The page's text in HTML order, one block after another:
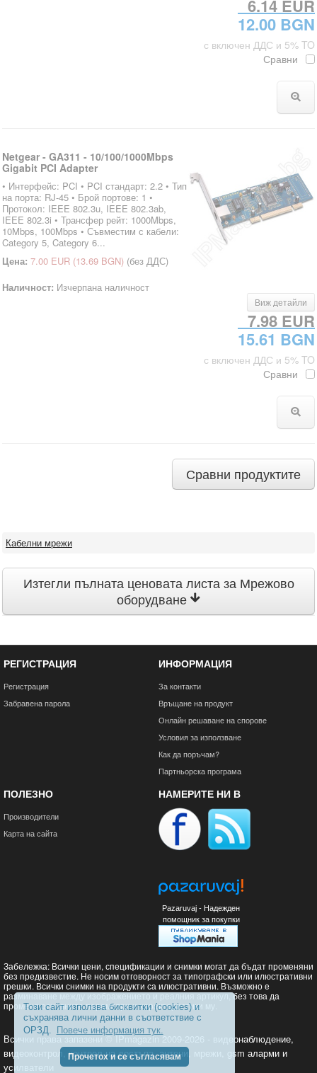
Този сайт използва бисквитки (cookies) и
съхранява лични данни в съответствие с
ОРЗД.
Повече информация тук.
Прочетох и се съгласявам
6.14 EUR
12.00 BGN
с включен ДДС и 5% TO
Сравни
Netgear - GA311 - 10/100/1000Mbps
Gigabit PCI Adapter
• Интерфейс: PCI • PCI стандарт: 2.2 • Тип
на порта: RJ-45 • Брой портове: 1 •
Протокол: IEEE 802.3u, IEEE 802.3ab,
IEEE 802.3i • Трансфер рейт: 1000Mbps,
10Mbps, 100Mbps • Съвместим с кабели:
Category 5, Category 6...
Цена: 7.00 EUR (13.69 BGN) (без ДДС)
Наличност: Изчерпана наличност
Виж детайли
7.98 EUR
15.61 BGN
с включен ДДС и 5% TO
Сравни
Сравни продуктите
Кабелни мрежи
Изтегли пълната ценовата листа за Мрежово
оборудване
РЕГИСТРАЦИЯ
Регистрация
Забравена парола
ИНФОРМАЦИЯ
За контакти
Връщане на продукт
Онлайн решаване на спорове
Условия за използване
Как да поръчам?
Партньорска програма
ПОЛЕЗНО
Производители
Карта на сайта
НАМЕРИТЕ НИ В
Pazaruvaj - Надежден
помощник за покупки
Забележка: Всички цени, спецификации и снимки могат да бъдат променяни
без предизвестие. Не носим отговорност за типографски или илюстративни
грешки. Всички снимки на продукти са илюстративни. Възможно е
разминаване между изображението и реалния артикул, без това да
променя основните параметри и характеристики му.
Всички права запазени © IPmagazin 2009-2026 - видеонаблюдение,
видеоконтрол, контрол на достъпа, антени, мрежи, gsm аларми и
усилватели